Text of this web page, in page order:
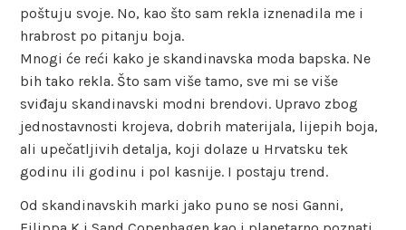
poštuju svoje. No, kao što sam rekla iznenadila me i
hrabrost po pitanju boja.
Mnogi će reći kako je skandinavska moda bapska. Ne
bih tako rekla. Što sam više tamo, sve mi se više
sviđaju skandinavski modni brendovi. Upravo zbog
jednostavnosti krojeva, dobrih materijala, lijepih boja,
ali upečatljivih detalja, koji dolaze u Hrvatsku tek
godinu ili godinu i pol kasnije. I postaju trend.
Od skandinavskih marki jako puno se nosi Ganni,